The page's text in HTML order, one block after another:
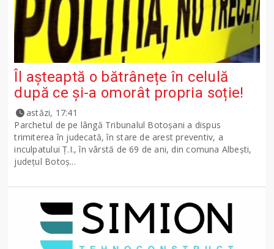
Îl așteaptă o bătrânețe în celulă
după ce și-a omorât propria soție!
astăzi, 17:41
Parchetul de pe lângă Tribunalul Botoşani a dispus
trimiterea în judecată, în stare de arest preventiv, a
inculpatului Ț.I., în vârstă de 69 de ani, din comuna Albești,
județul Botoș...